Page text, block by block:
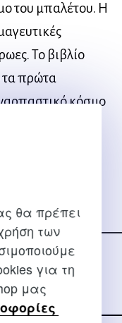
θα πρέπει
των
για τη
μας
του μπαλέτου. Η
Το βιβλίο
τα πρώτα
κόσμο
θησαυρός
αγαπημένες